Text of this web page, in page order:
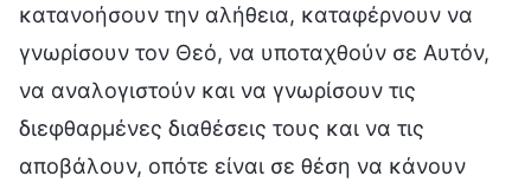
κατανοήσουν την αλήθεια, καταφέρνουν να
γνωρίσουν τον Θεό, να υποταχθούν σε Αυτόν,
να αναλογιστούν και να γνωρίσουν τις
διεφθαρμένες διαθέσεις τους και να τις
αποβάλουν, οπότε είναι σε θέση να κάνουν